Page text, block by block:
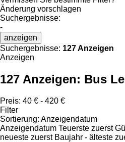
Änderung vorschlagen
Suchergebnisse:
-
anzeigen
Suchergebnisse: 127 Anzeigen
Anzeigen
127 Anzeigen: Bus
Preis: 40 € - 420 €
Filter
Sortierung: Anzeigendatum
Anzeigendatum Teuerste zuerst
neueste zuerst Baujahr - älteste